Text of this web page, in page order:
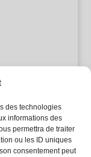
des technologies
informations des
permettra de traiter
ou les ID uniques
consentement peut